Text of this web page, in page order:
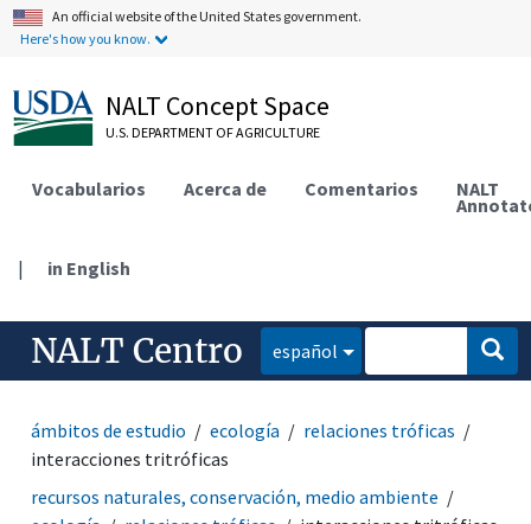
An official website of the United States government.
Here's how you know.
NALT Concept Space
U.S. DEPARTMENT OF AGRICULTURE
Vocabularios Acerca de Comentarios NALT
| in English
NALT Centro español
ámbitos de estudio ecología
relaciones tróficas
interacciones tritróficas
recursos naturales, conservación, medio ambiente